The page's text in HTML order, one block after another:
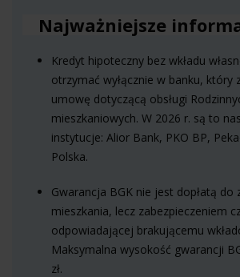
Najważniejsze
Kredyt hipoteczny bez wkładu
otrzymać wyłącznie w banku, który
umowę dotyczącą obsługi
mieszkaniowych. W 2026 r. są to
instytucje: Alior Bank, PKO BP,
Polska.
Gwarancja BGK nie jest dopłatą do
mieszkania, lecz zabezpieczeniem
odpowiadającej brakującemu
Maksymalna wysokość gwarancji
zł.